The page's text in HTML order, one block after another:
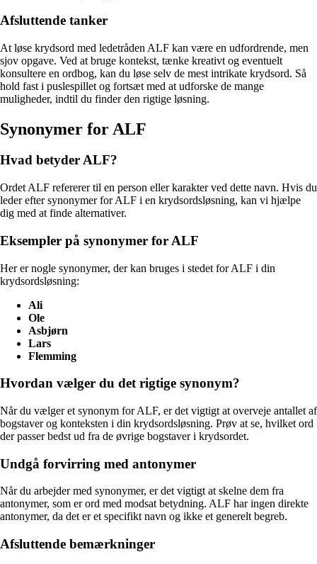
Afsluttende tanker
At løse krydsord med ledetråden ALF kan være en udfordrende, men
sjov opgave. Ved at bruge kontekst, tænke kreativt og eventuelt
konsultere en ordbog, kan du løse selv de mest intrikate krydsord. Så
hold fast i puslespillet og fortsæt med at udforske de mange
muligheder, indtil du finder den rigtige løsning.
Synonymer for ALF
Hvad betyder ALF?
Ordet ALF refererer til en person eller karakter ved dette navn. Hvis du
leder efter synonymer for ALF i en krydsordsløsning, kan vi hjælpe
dig med at finde alternativer.
Eksempler på synonymer for ALF
Her er nogle synonymer, der kan bruges i stedet for ALF i din
krydsordsløsning:
Ali
Ole
Asbjørn
Lars
Flemming
Hvordan vælger du det rigtige synonym?
Når du vælger et synonym for ALF, er det vigtigt at overveje antallet af
bogstaver og konteksten i din krydsordsløsning. Prøv at se, hvilket ord
der passer bedst ud fra de øvrige bogstaver i krydsordet.
Undgå forvirring med antonymer
Når du arbejder med synonymer, er det vigtigt at skelne dem fra
antonymer, som er ord med modsat betydning. ALF har ingen direkte
antonymer, da det er et specifikt navn og ikke et generelt begreb.
Afsluttende bemærkninger